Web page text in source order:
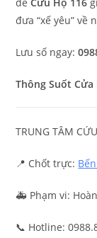
đểCứu Hộ 116
đưa “xế yêu” về
Lưu số ngay:
Thông Suốt
TRUNG TÂM
📍 Chốt trực:
🚑 Phạm vi:
📞 Hotline: